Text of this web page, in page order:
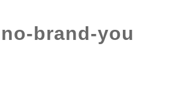
brand-you